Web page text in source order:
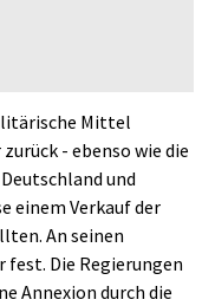
Mittel
- ebenso wie die
und
einem Verkauf der
An seinen
fest. Die Regierungen
Annexion durch die